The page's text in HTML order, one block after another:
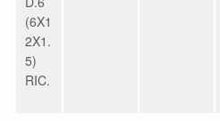
(6X1
2X1.
5)
RIC.